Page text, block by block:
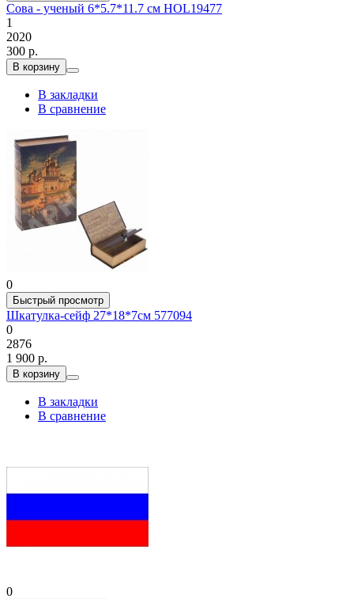
Сова - ученый 6*5.7*11.7 см HOL19477
1
2020
300 р.
В корзину
В закладки
В сравнение
0
Быстрый просмотр
Шкатулка-сейф 27*18*7см 577094
0
2876
1 900 р.
В корзину
В закладки
В сравнение
0